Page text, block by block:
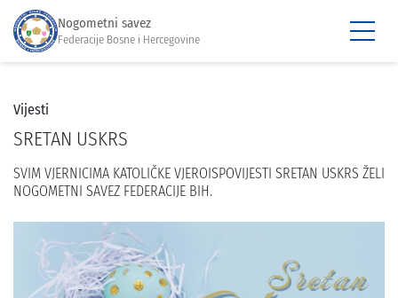
Nogometni savez
Federacije Bosne i Hercegovine
Vijesti
SRETAN USKRS
SVIM VJERNICIMA KATOLIČKE VJEROISPOVIJESTI SRETAN USKRS ŽELI
NOGOMETNI SAVEZ FEDERACIJE BIH.